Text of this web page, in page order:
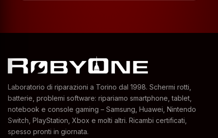
Laboratorio di riparazioni a Torino dal 1998. Schermi rotti,
batterie, problemi software: ripariamo smartphone, tablet,
notebook e console gaming – Samsung, Huawei, Nintendo
Switch, PlayStation, Xbox e molti altri. Ricambi certificati,
spesso pronti in giornata.